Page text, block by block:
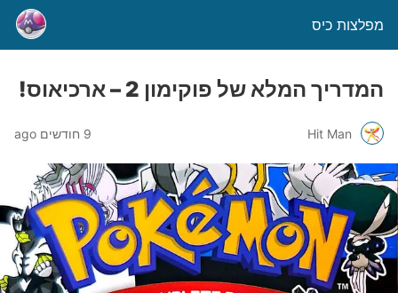
מפלצות כיס
המדריך המלא של פוקימון 2 – ארכיאוס!
Hit Man 9 חודשים ago